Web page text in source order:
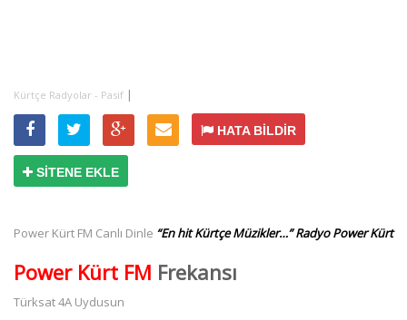
Kürtçe Radyolar - Pasif |
HATA BİLDİR
SİTENE EKLE
Power Kürt FM Canlı Dinle “En hit Kürtçe Müzikler…” Radyo Power Kürt
Power Kürt FM Frekansı
Türksat 4A Uydusun